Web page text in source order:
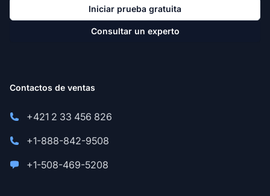
Iniciar prueba gratuita
Consultar un experto
Contactos de ventas
+421 2 33 456 826
+1-888-842-9508
+1-508-469-5208